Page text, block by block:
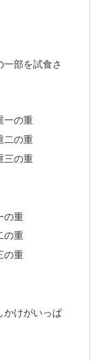
部を試食さ
一の重
二の重
三の重
の重
の重
の重
かけがいっぱ